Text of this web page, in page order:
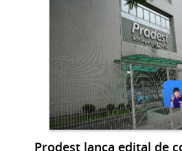
Prodest lança edital de